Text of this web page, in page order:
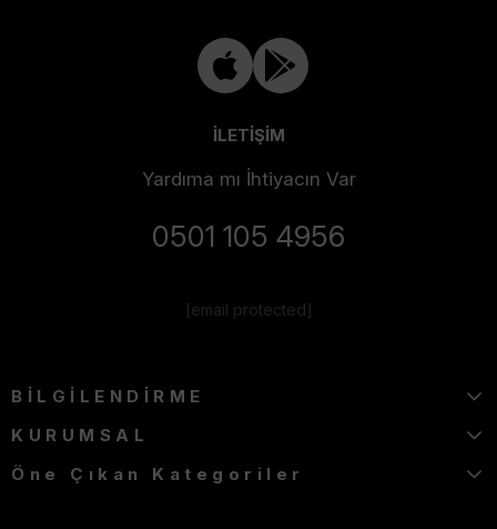
İLETİŞİM
Yardıma mı İhtiyacın Var
0501 105 4956
[email protected]
BİLGİLENDİRME
KURUMSAL
Öne Çıkan Kategoriler